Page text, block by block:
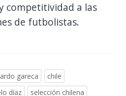
competitividad a las
de futbolistas.
gareca
chile
díaz
selección chilena